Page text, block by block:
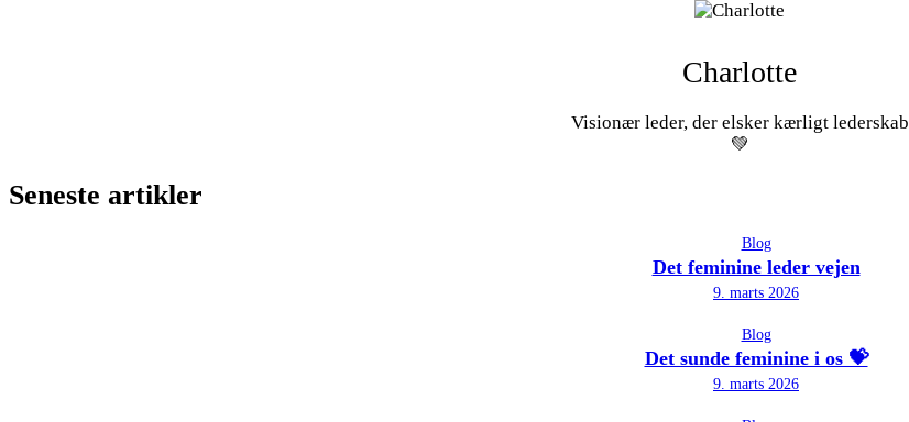
Charlotte
Visionær leder, der elsker kærligt lederskab
💚
Seneste artikler
Blog
Det feminine leder vejen
9. marts 2026
Blog
Det sunde feminine i os 💝
9. marts 2026